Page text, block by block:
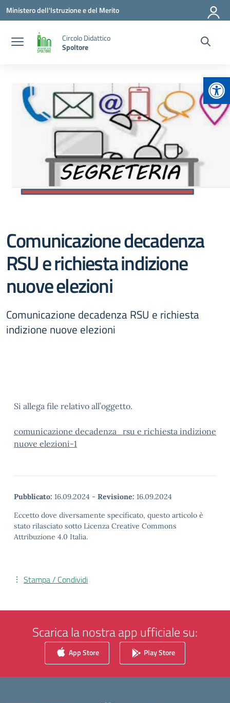
Vai ai contenuti
Vai al menu di navigazione
Vai al footer
Ministero dell'Istruzione e del Merito
Circolo Didattico
Spoltore
Comunicazione decadenza
RSU e richiesta indizione
nuove elezioni
Comunicazione decadenza RSU e richiesta
indizione nuove elezioni
Si allega file relativo all’oggetto.
comunicazione decadenza_rsu e richiesta indizione
nuove elezioni-1
Pubblicato: 16.09.2024 - Revisione: 16.09.2024
Eccetto dove diversamente specificato, questo articolo è
stato rilasciato sotto Licenza Creative Commons
Attribuzione 4.0 Italia.
Stampa / Condividi
Scarica la nostra app ufficiale su:
App Store Play Store